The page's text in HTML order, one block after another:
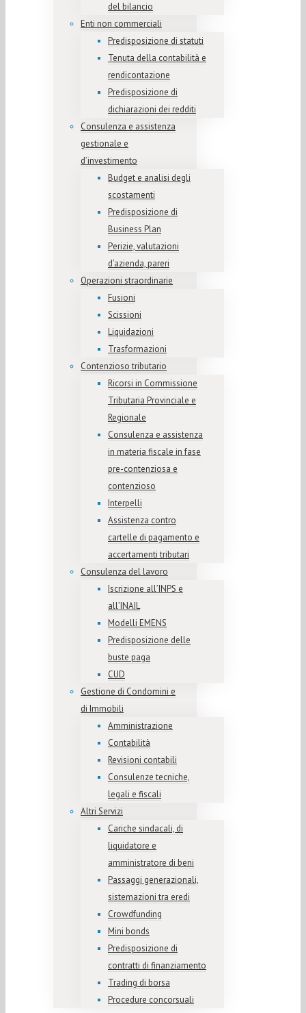
del bilancio
Enti non commerciali
Predisposizione di statuti
Tenuta della contabilità e
rendicontazione
Predisposizione di
dichiarazioni dei redditi
Consulenza e assistenza
gestionale e
d’investimento
Budget e analisi degli
scostamenti
Predisposizione di
Business Plan
Perizie, valutazioni
d’azienda, pareri
Operazioni straordinarie
Fusioni
Scissioni
Liquidazioni
Trasformazioni
Contenzioso tributario
Ricorsi in Commissione
Tributaria Provinciale e
Regionale
Consulenza e assistenza
in materia fiscale in fase
pre-contenziosa e
contenzioso
Interpelli
Assistenza contro
cartelle di pagamento e
accertamenti tributari
Consulenza del lavoro
Iscrizione all’INPS e
all’INAIL
Modelli EMENS
Predisposizione delle
buste paga
CUD
Gestione di Condomini e
di Immobili
Amministrazione
Contabilità
Revisioni contabili
Consulenze tecniche,
legali e fiscali
Altri Servizi
Cariche sindacali, di
liquidatore e
amministratore di beni
Passaggi generazionali,
sistemazioni tra eredi
Crowdfunding
Mini bonds
Predisposizione di
contratti di finanziamento
Trading di borsa
Procedure concorsuali